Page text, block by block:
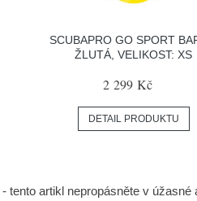
SCUBAPRO GO SPORT
ŽLUTÁ, VELIKOST: XS
2 299 Kč
DETAIL PRODUKTU
- tento artikl nepropásněte v úžasné